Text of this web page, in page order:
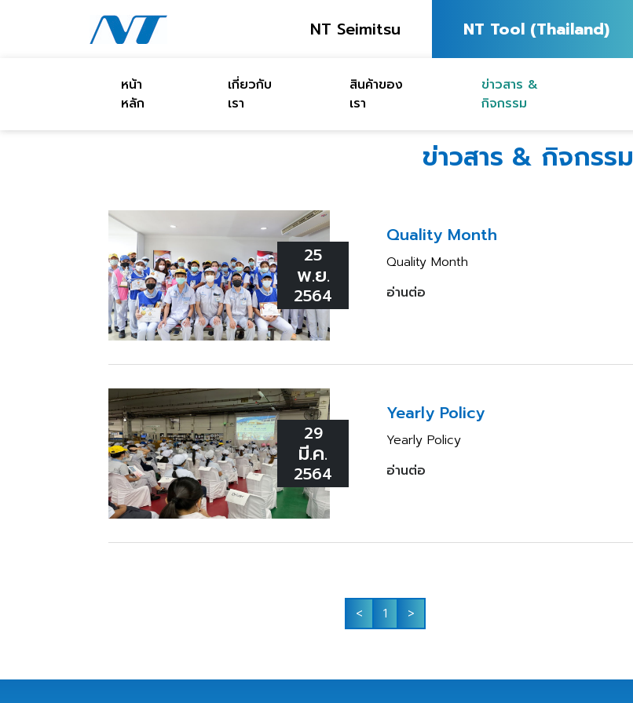
NT Seimitsu NT Tool (Thailand)
หน้า
หลัก
เกี่ยวกับ
เรา
สินค้าของ
เรา
ข่าวสาร &
กิจกรรม
ข่าวสาร & กิจกรรม
25
พ.ย.
2564
Quality Month
Quality Month
อ่านต่อ
29
มี.ค.
2564
Yearly Policy
Yearly Policy
อ่านต่อ
< 1 >